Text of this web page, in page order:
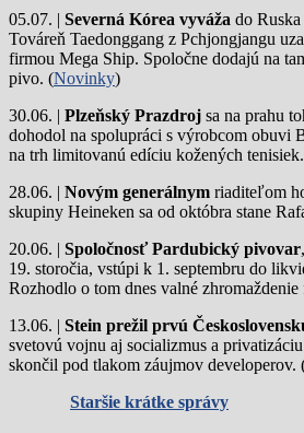
05.07. | Severná Kórea vyváža do
Továreň Taedonggang z Pchjongjangu
firmou Mega Ship. Spoločne dodajú na
pivo. (Novinky)
30.06. | Plzeňský Prazdroj sa na prahu
dohodol na spolupráci s výrobcom obuvi
na trh limitovanú edíciu kožených
28.06. | Novým generálnym riaditeľom
skupiny Heineken sa od októbra stane
20.06. | Spoločnosť Pardubický pivovar
19. storočia, vstúpi k 1. septembru do
Rozhodlo o tom dnes valné
13.06. | Stein prežil prvú
svetovú vojnu aj socializmus a
skončil pod tlakom záujmov developerov.
Staršie krátke správy